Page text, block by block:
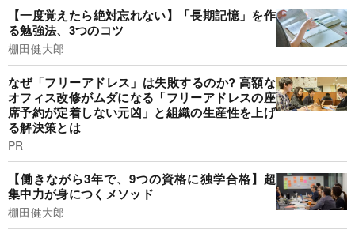
【一度覚えたら絶対忘れない】「長期記憶」を作
る勉強法、3つのコツ
棚田健大郎
なぜ「フリーアドレス」は失敗するのか? 高額な
オフィス改修がムダになる「フリーアドレスの座
席予約が定着しない元凶」と組織の生産性を上げ
る解決策とは
PR
【働きながら3年で、9つの資格に独学合格】超
集中力が身につくメソッド
棚田健大郎